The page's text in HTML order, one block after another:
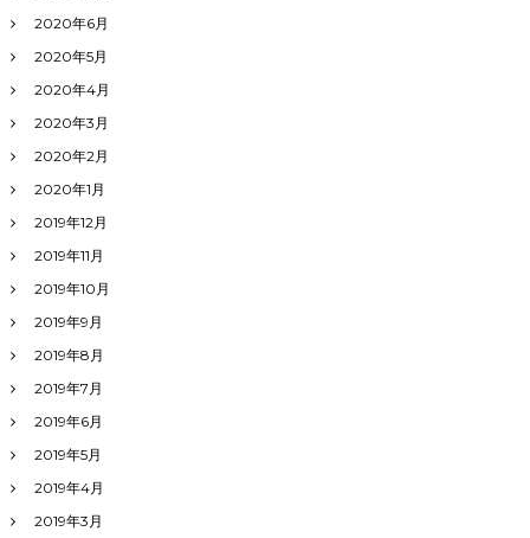
2020年6月
2020年5月
2020年4月
2020年3月
2020年2月
2020年1月
2019年12月
2019年11月
2019年10月
2019年9月
2019年8月
2019年7月
2019年6月
2019年5月
2019年4月
2019年3月